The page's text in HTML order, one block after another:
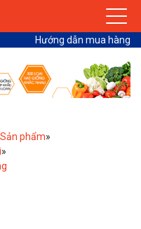
Hướng dẫn mua hàng
Sản phẩm»
»